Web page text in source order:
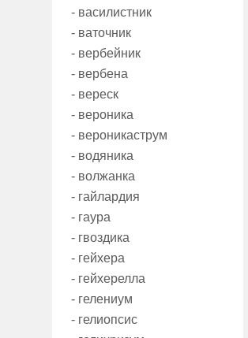
- василистник
- ваточник
- вербейник
- вербена
- вереск
- вероника
- вероникаструм
- водяника
- волжанка
- гайлардия
- гаура
- гвоздика
- гейхера
- гейхерелла
- гелениум
- гелиопсис